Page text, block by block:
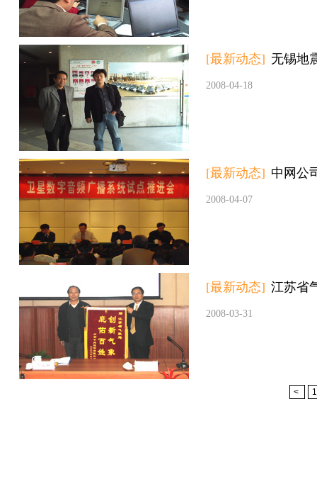
[最新动态] 无锡地
2008-04-18
[最新动态] 中网公
2008-04-07
[最新动态] 江苏省
2008-03-31
< 1